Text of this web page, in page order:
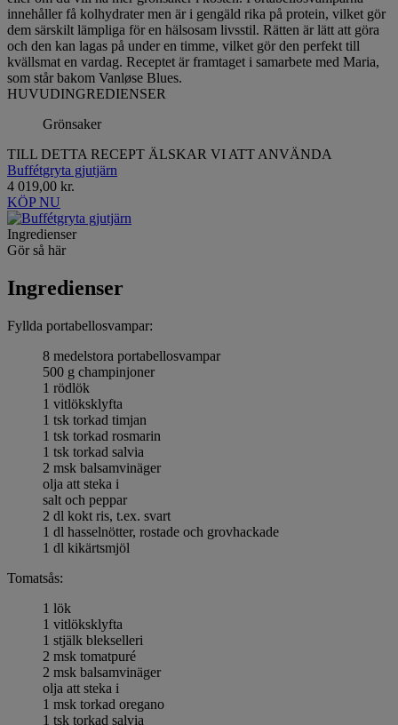
innehåller få kolhydrater men är i gengäld rika på protein, vilket gör
dem särskilt lämpliga för en hälsosam livsstil. Rätten är lätt att göra
och den kan lagas på under en timme, vilket gör den perfekt till
kvällsmat en vardag. Receptet är framtaget i samarbete med Maria,
som står bakom Vanløse Blues.
HUVUDINGREDIENSER
Grönsaker
TILL DETTA RECEPT ÄLSKAR VI ATT ANVÄNDA
Buffétgryta gjutjärn
4 019,00 kr.
KÖP NU
Ingredienser
Gör så här
Ingredienser
Fyllda portabellosvampar:
8 medelstora portabellosvampar
500 g champinjoner
1 rödlök
1 vitlöksklyfta
1 tsk torkad timjan
1 tsk torkad rosmarin
1 tsk torkad salvia
2 msk balsamvinäger
olja att steka i
salt och peppar
2 dl kokt ris, t.ex. svart
1 dl hasselnötter, rostade och grovhackade
1 dl kikärtsmjöl
Tomatsås:
1 lök
1 vitlöksklyfta
1 stjälk blekselleri
2 msk tomatpuré
2 msk balsamvinäger
olja att steka i
1 msk torkad oregano
1 tsk torkad salvia